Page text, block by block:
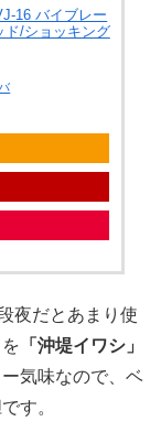
16 バイブレー
ド/ショッキング
夜だとあまり使
「沖堤イワシ」
気味なので、ベ
す。